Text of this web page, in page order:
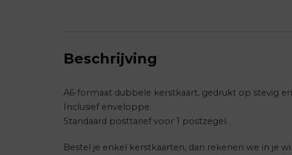
Beschrijving
A6-formaat dubbele kerstkaart, gedrukt op stevig
Inclusief enveloppe.
Standaard posttarief voor 1 postzegel.
Bestel je enkel kerstkaarten, dan rekenen we in je